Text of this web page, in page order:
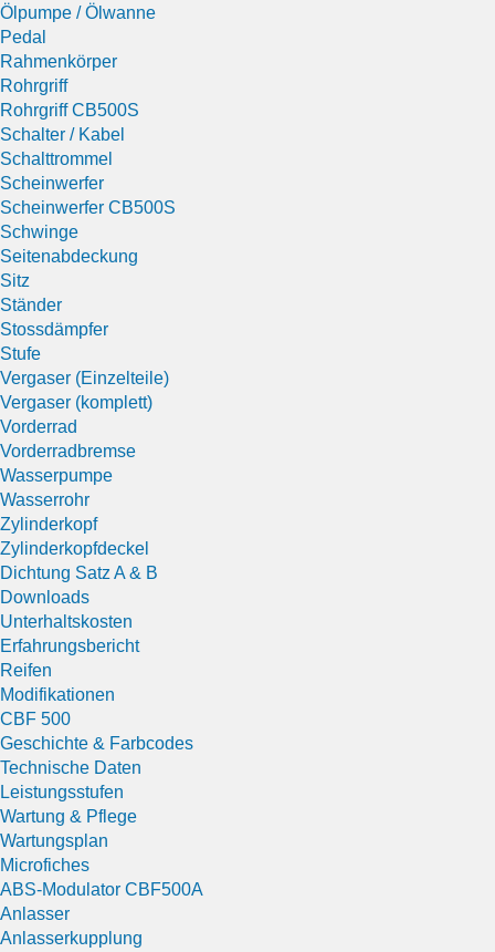
Ölpumpe / Ölwanne
Pedal
Rahmenkörper
Rohrgriff
Rohrgriff CB500S
Schalter / Kabel
Schalttrommel
Scheinwerfer
Scheinwerfer CB500S
Schwinge
Seitenabdeckung
Sitz
Ständer
Stossdämpfer
Stufe
Vergaser (Einzelteile)
Vergaser (komplett)
Vorderrad
Vorderradbremse
Wasserpumpe
Wasserrohr
Zylinderkopf
Zylinderkopfdeckel
Dichtung Satz A & B
Downloads
Unterhaltskosten
Erfahrungsbericht
Reifen
Modifikationen
CBF 500
Geschichte & Farbcodes
Technische Daten
Leistungsstufen
Wartung & Pflege
Wartungsplan
Microfiches
ABS-Modulator CBF500A
Anlasser
Anlasserkupplung